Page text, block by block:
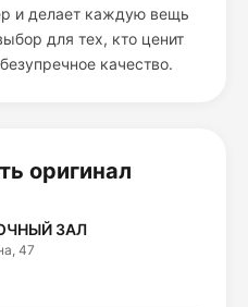
и делает каждую вещь
для тех, кто ценит
качество.
оригинал
ЗАЛ
47